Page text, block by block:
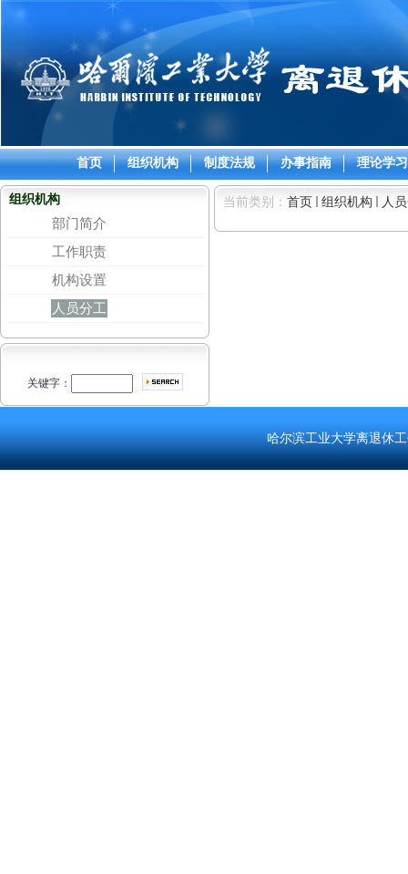
首页 组织机构 制度法规 办事指南 理论学习
组织机构
部门简介
工作职责
机构设置
人员分工
关键字：
当前类别： 首页 组织机构 人
哈尔滨工业大学离退休